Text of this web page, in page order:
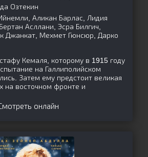
Озтекин
Аликан Барлас, Лидия
Асллани, Эсра Билгич,
Джанкат, Мехмет Гюнсюр, Дарко
Кемаля, которому в 1915 году
на Галлиполийском
Затем ему предстоит великая
на восточном фронте и
онлайн